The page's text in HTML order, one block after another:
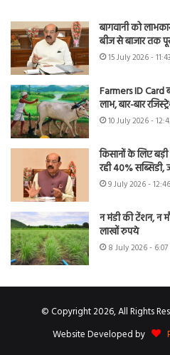
बागवानी को
बीज से बाजार तक
15 July 2026 -
Farmers ID Card
लाभ, बार-बार
10 July 2026 -
किसानों के लिए
रही 40%
9 July 2026 -
न मंडी की टेंशन, न
लाखों रुपये
8 July 2026 - 6:07
© Copyright 2026, All Rights
Website Developed by